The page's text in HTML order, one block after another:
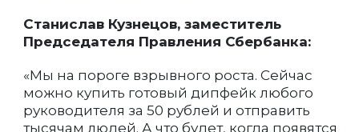
Станислав Кузнецов, заместитель
Председателя Правления Сбербанка:
«Мы на пороге взрывного роста. Сейчас
можно купить готовый дипфейк любого
руководителя за 50 рублей и отправить
тысячам людей. А что будет, когда появятся